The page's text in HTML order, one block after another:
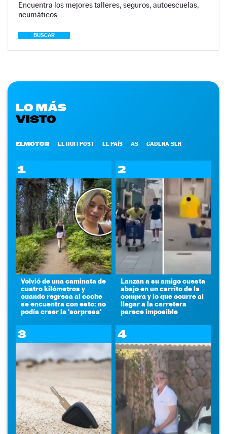
Encuentra los mejores talleres, seguros, autoescuelas,
neumáticos…
BUSCAR
LO MÁS
VISTO
ELMOTOR EL HUFFPOST EL PAÍS AS CADENA SER
1
Volvió de una caminata de
cuatro kilómetros y
cuando regresa al coche
se encuentra con esto: no
podía creer la 'sorpresa'
2
Lanzan a su amigo cuesta
abajo en un carrito de la
compra y lo que ocurre al
llegar a la carretera
parece imposible
3 4